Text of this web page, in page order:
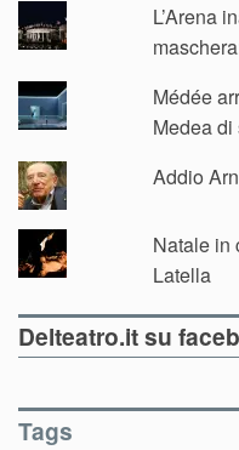
L’Arena
Médée
Medea di
Addio
Natale in
Latella
Delteatro.it su
Tags